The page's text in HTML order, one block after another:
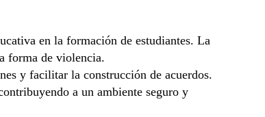
en la formación de estudiantes. La
forma de violencia.
y facilitar la construcción de acuerdos.
a un ambiente seguro y